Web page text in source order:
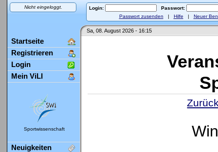
Nicht eingeloggt. Login:
Passwort:
Passwort zusenden | Hilfe | Neuer
Sa, 08. August 2026 - 16:15
Startseite
Registrieren
Login
Mein ViLI
Sportwissenschaft
Neuigkeiten